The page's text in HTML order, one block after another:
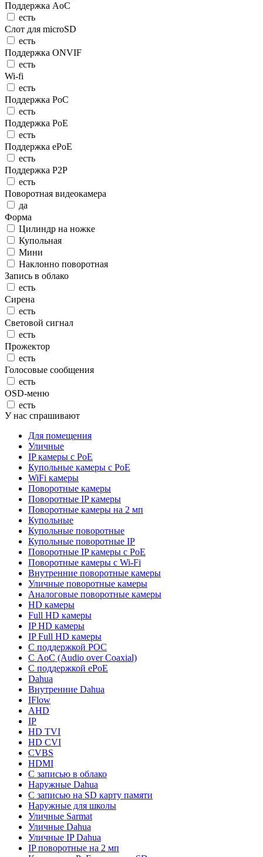
Поддержка AoC
есть
Слот для microSD
есть
Поддержка ONVIF
есть
Wi-fi
есть
Поддержка PoC
есть
Поддержка PoE
есть
Поддержка ePoE
есть
Поддержка P2P
есть
Поворотная видеокамера
да
Форма
Цилиндр на ножке
Купольная
Мини
Наклонно поворотная
Запись в облако
есть
Сирена
есть
Световой сигнал
есть
Прожектор
есть
Голосовые сообщения
есть
OSD-меню
есть
У нас спрашивают
Для помещения
Уличные
IP камеры с PoE
Купольные камеры с PoE
WiFi камеры
Поворотные камеры
Поворотные IP камеры
Поворотные камеры на 2 мп
Купольные
Купольные поворотные
Купольные поворотные IP
Поворотные IP камеры с PoE
Поворотные камеры с Wi-Fi
Внутренние поворотные камеры
Уличные поворотные камеры
Аналоговые поворотные камеры
HD камеры
Full HD камеры
IP HD камеры
IP Full HD камеры
С поддержкой POC
С AoC (Audio over Coaxial)
С поддержкой ePoE
Dahua
Внутренние Dahua
IFlow
AHD
IP
HD TVI
HD CVI
CVBS
HDMI
С записью в облако
Наружные Dahua
С записью на SD карту памяти
Наружные для школы
Уличные Sarmat
Уличные Dahua
Уличные IP Dahua
IP поворотные на 2 мп